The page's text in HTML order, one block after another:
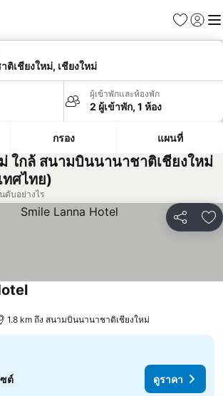
รายการโป
เข้าสู่ร
เมนู
เชียงใหม่, เชียงใหม่
ผู้เข้าพักและห้องพัก
2 ผู้เข้าพัก, 1 ห้อง
กรอง แผนที่
ใกล้ สนามบินนานาชาติเชียงใหม่
ทศไทย)
บอย่างไร
แชร์ เ
1.8 km ถึง สนามบินนานาชาติเชียงใหม่
ซต์ ดูราคา